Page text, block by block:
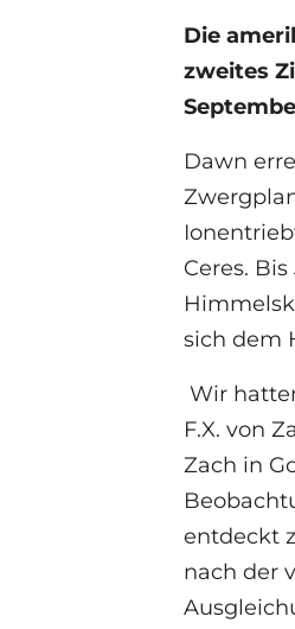
Die
zweites
Dawn
Ceres.
sich dem
Wir
F.X. von
Zach in
entdeckt
nach der